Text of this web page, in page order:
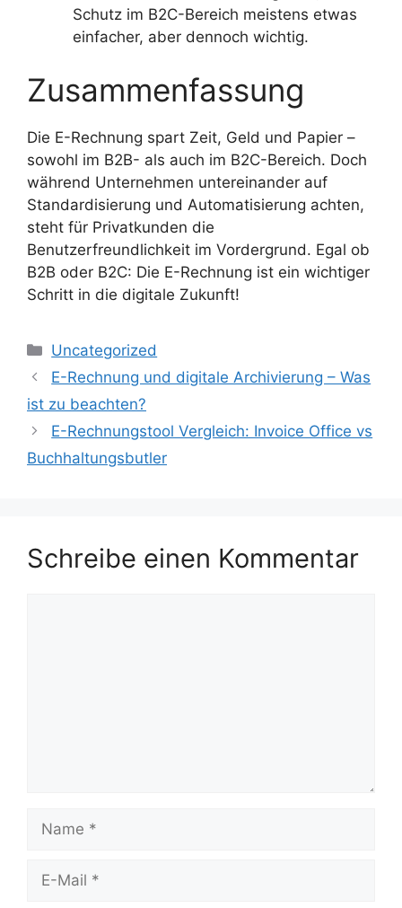
Schutz im B2C-Bereich meistens etwas
einfacher, aber dennoch wichtig.
Zusammenfassung
Die E-Rechnung spart Zeit, Geld und Papier –
sowohl im B2B- als auch im B2C-Bereich. Doch
während Unternehmen untereinander auf
Standardisierung und Automatisierung achten,
steht für Privatkunden die
Benutzerfreundlichkeit im Vordergrund. Egal ob
B2B oder B2C: Die E-Rechnung ist ein wichtiger
Schritt in die digitale Zukunft!
Kategorien
Uncategorized
E-Rechnung und digitale Archivierung – Was
ist zu beachten?
E-Rechnungstool Vergleich: Invoice Office vs
Buchhaltungsbutler
Schreibe einen Kommentar
Name